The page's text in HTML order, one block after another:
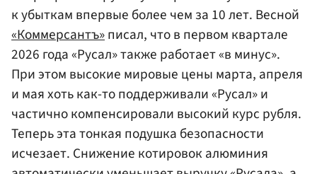
к убыткам впервые более чем за 10 лет. Весной
«Коммерсантъ»писал, что в первом квартале
2026 года «Русал» также работает «в минус».
При этом высокие мировые цены марта, апреля
и мая хоть как-то поддерживали «Русал» и
частично компенсировали высокий курс рубля.
Теперь эта тонкая подушка безопасности
исчезает. Снижение котировок алюминия